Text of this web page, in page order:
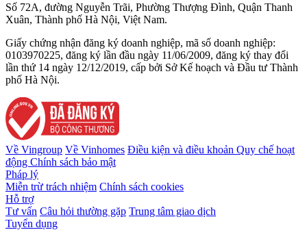
Số 72A, đường Nguyễn Trãi, Phường Thượng Đình, Quận Thanh
Xuân, Thành phố Hà Nội, Việt Nam.
Giấy chứng nhận đăng ký doanh nghiệp, mã số doanh nghiệp:
0103970225, đăng ký lần đầu ngày 11/06/2009, đăng ký thay đổi
lần thứ 14 ngày 12/12/2019, cấp bởi Sở Kế hoạch và Đầu tư Thành
phố Hà Nội.
Về Vingroup Về Vinhomes Điều kiện và điều khoản Quy chế hoạt
động Chính sách bảo mật
Pháp lý
Miễn trừ trách nhiệm Chính sách cookies
Hỗ trợ
Tư vấn Câu hỏi thường gặp Trung tâm giao dịch
Tuyển dụng